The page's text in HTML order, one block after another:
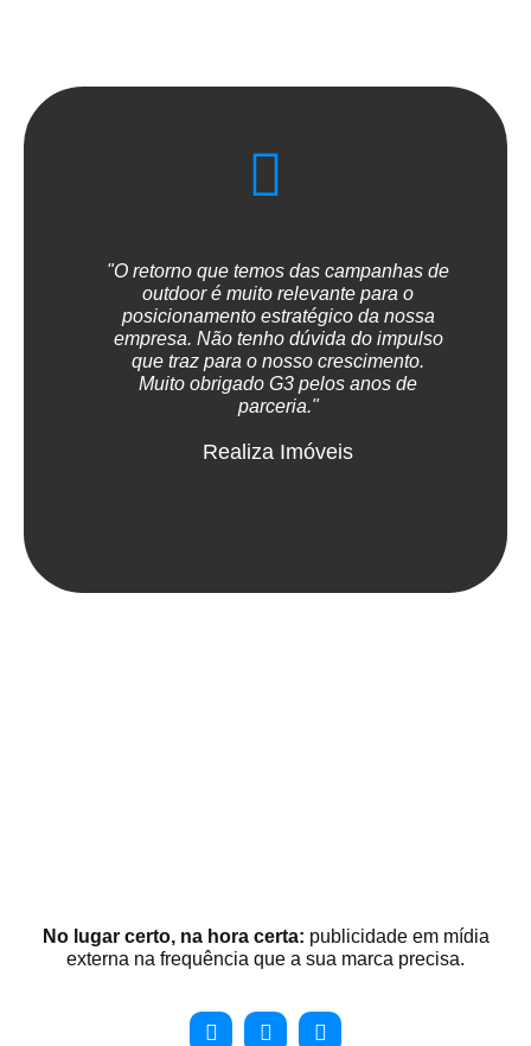
"O retorno que temos das campanhas de
outdoor é muito relevante para o
posicionamento estratégico da nossa
empresa. Não tenho dúvida do impulso
que traz para o nosso crescimento.
Muito obrigado G3 pelos anos de
parceria."
Realiza Imóveis
No lugar certo, na hora certa: publicidade em mídia
externa na frequência que a sua marca precisa.